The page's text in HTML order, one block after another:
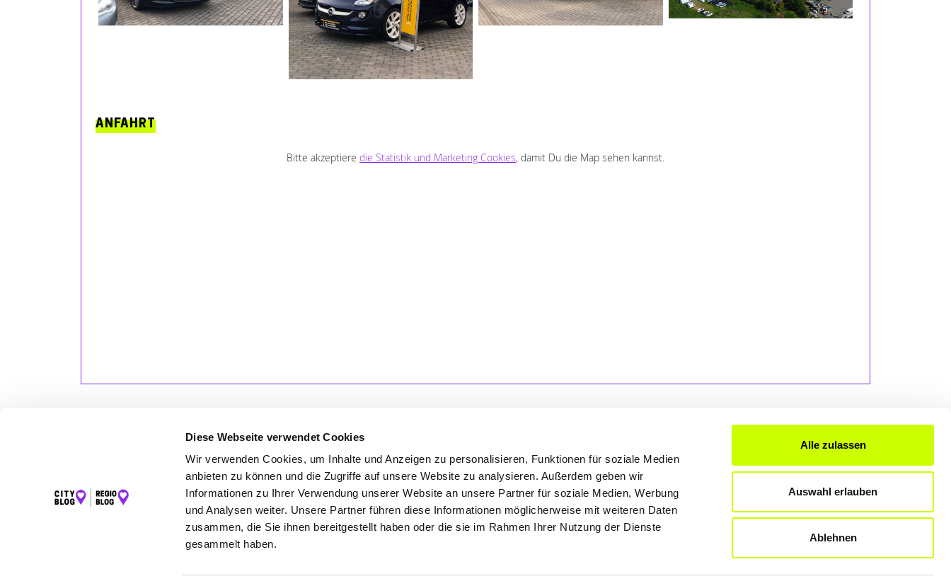
Diese Webseite verwendet Cookies
Wir verwenden Cookies, um Inhalte und Anzeigen zu personalisieren, Funktionen für soziale Medien
anbieten zu können und die Zugriffe auf unsere Website zu analysieren. Außerdem geben wir
Informationen zu Ihrer Verwendung unserer Website an unsere Partner für soziale Medien, Werbung
und Analysen weiter. Unsere Partner führen diese Informationen möglicherweise mit weiteren Daten
zusammen, die Sie ihnen bereitgestellt haben oder die sie im Rahmen Ihrer Nutzung der Dienste
gesammelt haben.
Alle zulassen
Auswahl erlauben
Ablehnen
ANFAHRT
Bitte akzeptiere die Statistik und Marketing Cookies, damit Du die Map sehen kannst.
LET'S CONNECT
Kontakt
Instagram
SERVICE
WhatsApp
0800 0057425
FÜR UNTERNEHMER
Werben auf dem Blog
©2026 Regio Blog Südthüringen powered by Impressum Datenschutzerklärung Rechtliche Hinweise